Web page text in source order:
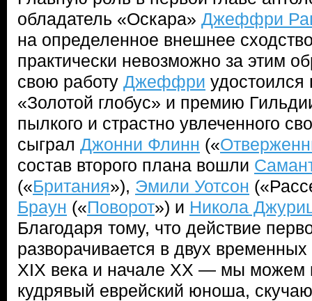
обладатель «Оскара» Джеффри
на определенное внешнее
практически невозможно за этим
свою работу Джеффри
«Золотой глобус» и премию
пылкого и страстно увлеченного
сыграл Джонни Флинн («
состав второго плана вошли
(«Британия»), Эмили Уотсон
Браун («Поворот») и Никола
Благодаря тому, что действие
разворачивается в двух
XIX века и начале XX — мы можем
кудрявый еврейский юноша,